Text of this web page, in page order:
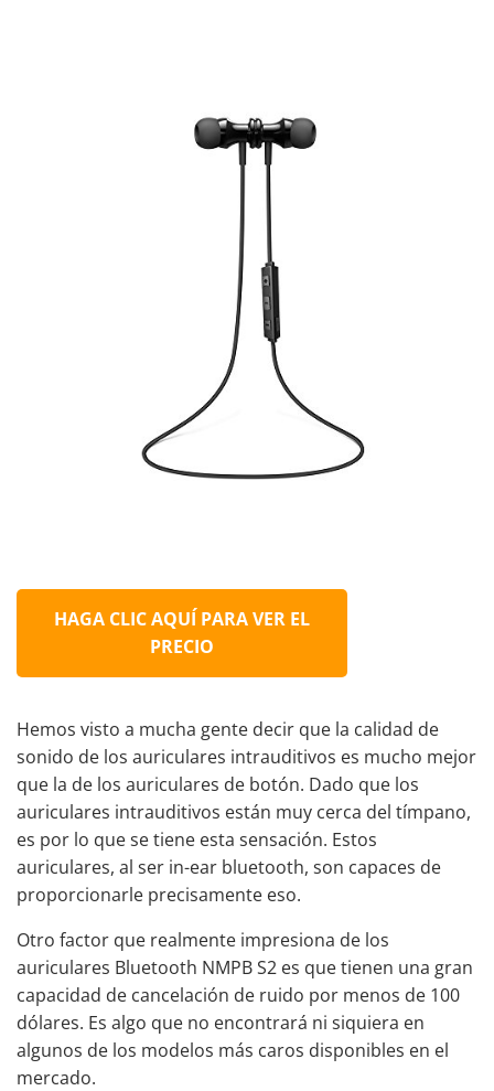
HAGA CLIC AQUÍ PARA VER EL
PRECIO
Hemos visto a mucha gente decir que la calidad de
sonido de los auriculares intrauditivos es mucho mejor
que la de los auriculares de botón. Dado que los
auriculares intrauditivos están muy cerca del tímpano,
es por lo que se tiene esta sensación. Estos
auriculares, al ser in-ear bluetooth, son capaces de
proporcionarle precisamente eso.
Otro factor que realmente impresiona de los
auriculares Bluetooth NMPB S2 es que tienen una gran
capacidad de cancelación de ruido por menos de 100
dólares. Es algo que no encontrará ni siquiera en
algunos de los modelos más caros disponibles en el
mercado.